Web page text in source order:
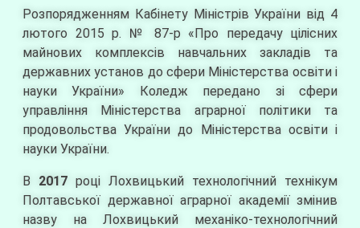
Розпорядженням Кабінету Міністрів України від 4
лютого 2015 р. № 87-р «Про передачу цілісних
майнових комплексів навчальних закладів та
державних установ до сфери Міністерства освіти і
науки України» Коледж передано зі сфери
управління Міністерства аграрної політики та
продовольства України до Міністерства освіти і
науки України.
В 2017 році Лохвицький технологічний технікум
Полтавської державної аграрної академії змінив
назву на Лохвицький механіко-технологічний